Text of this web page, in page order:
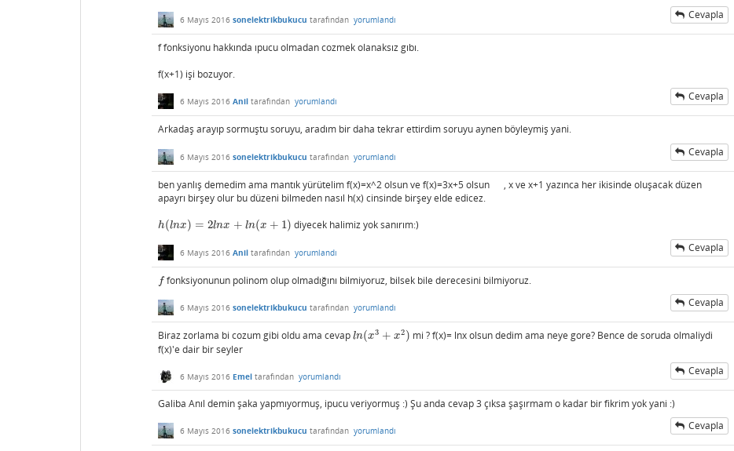
6 Mayıs 2016 sonelektrikbukucu tarafından yorumlandı Cevapla
f fonksiyonu hakkında ıpucu olmadan cozmek olanaksız gıbı.
f(x+1) işi bozuyor.
6 Mayıs 2016 Anil tarafından yorumlandı Cevapla
Arkadaş arayıp sormuştu soruyu, aradım bir daha tekrar ettirdim soruyu aynen böyleymiş yani.
6 Mayıs 2016 sonelektrikbukucu tarafından yorumlandı Cevapla
ben yanlış demedim ama mantık yürütelim f(x)=x^2 olsun ve f(x)=3x+5 olsun , x ve x+1 yazınca her ikisinde oluşacak düzen
apayrı birşey olur bu düzeni bilmeden nasıl h(x) cinsinde birşey elde edicez.
h(lnx) = 2lnx + ln(x + 1)
h(lnx)=2 nx +ln(x+ 1) diyecek halimiz yok sanırım:)
6 Mayıs 2016 Anil tarafından yorumlandı Cevapla
f
f fonksiyonunun polinom olup olmadığını bilmiyoruz, bilsek bile derecesini bilmiyoruz.
6 Mayıs 2016 sonelektrikbukucu tarafından yorumlandı Cevapla
Biraz zorlama bi cozum gibi oldu ama cevap ln(x3 + x2)
ln(x3+ x2)
mi ? f(x)= lnx olsun dedim ama neye gore? Bence de soruda olmaliydi
f(x)'e dair bir seyler
6 Mayıs 2016 Emel tarafından yorumlandı Cevapla
Galiba Anıl demin şaka yapmıyormuş, ipucu veriyormuş :) Şu anda cevap 3 çıksa şaşırmam o kadar bir fikrim yok yani :)
6 Mayıs 2016 sonelektrikbukucu tarafından yorumlandı Cevapla